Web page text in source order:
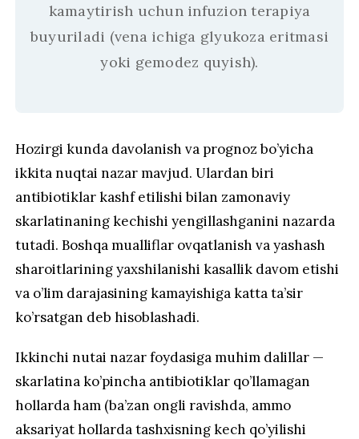
kamaytirish uchun infuzion terapiya
buyuriladi (vena ichiga glyukoza eritmasi
yoki gemodez quyish).
Hozirgi kunda davolanish va prognoz bo’yicha
ikkita nuqtai nazar mavjud. Ulardan biri
antibiotiklar kashf etilishi bilan zamonaviy
skarlatinaning kechishi yengillashganini nazarda
tutadi. Boshqa mualliflar ovqatlanish va yashash
sharoitlarining yaxshilanishi kasallik davom etishi
va o’lim darajasining kamayishiga katta ta’sir
ko’rsatgan deb hisoblashadi.
Ikkinchi nutai nazar foydasiga muhim dalillar —
skarlatina ko’pincha antibiotiklar qo’llamagan
hollarda ham (ba’zan ongli ravishda, ammo
aksariyat hollarda tashxisning kech qo’yilishi